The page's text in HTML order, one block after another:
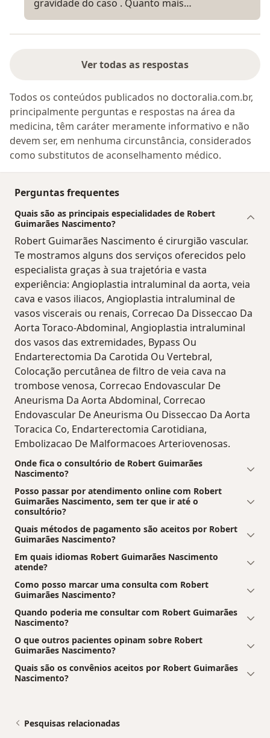
gravidade do caso . Quanto mais…
Ver todas as respostas
Todos os conteúdos publicados no doctoralia.com.br,
principalmente perguntas e respostas na área da
medicina, têm caráter meramente informativo e não
devem ser, em nenhuma circunstância, considerados
como substitutos de aconselhamento médico.
Perguntas frequentes
Quais são as principais especialidades de Robert
Guimarães Nascimento?
Robert Guimarães Nascimento é cirurgião vascular.
Te mostramos alguns dos serviços oferecidos pelo
especialista graças à sua trajetória e vasta
experiência: Angioplastia intraluminal da aorta, veia
cava e vasos iliacos, Angioplastia intraluminal de
vasos viscerais ou renais, Correcao Da Disseccao Da
Aorta Toraco-Abdominal, Angioplastia intraluminal
dos vasos das extremidades, Bypass Ou
Endarterectomia Da Carotida Ou Vertebral,
Colocação percutânea de filtro de veia cava na
trombose venosa, Correcao Endovascular De
Aneurisma Da Aorta Abdominal, Correcao
Endovascular De Aneurisma Ou Disseccao Da Aorta
Toracica Co, Endarterectomia Carotidiana,
Embolizacao De Malformacoes Arteriovenosas.
Onde fica o consultório de Robert Guimarães
Nascimento?
Posso passar por atendimento online com Robert
Guimarães Nascimento, sem ter que ir até o
consultório?
Quais métodos de pagamento são aceitos por Robert
Guimarães Nascimento?
Em quais idiomas Robert Guimarães Nascimento
atende?
Como posso marcar uma consulta com Robert
Guimarães Nascimento?
Quando poderia me consultar com Robert Guimarães
Nascimento?
O que outros pacientes opinam sobre Robert
Guimarães Nascimento?
Quais são os convênios aceitos por Robert Guimarães
Nascimento?
Pesquisas relacionadas